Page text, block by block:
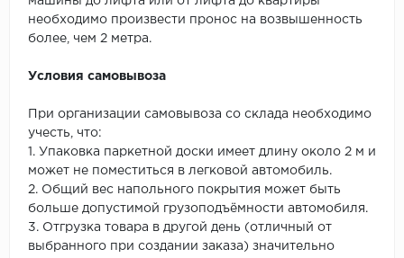
необходимо произвести пронос на возвышенность
более, чем 2 метра.
Условия самовывоза
При организации самовывоза со склада необходимо
учесть, что:
1. Упаковка паркетной доски имеет длину около 2 м и
может не поместиться в легковой автомобиль.
2. Общий вес напольного покрытия может быть
больше допустимой грузоподъёмности автомобиля.
3. Отгрузка товара в другой день (отличный от
выбранного при создании заказа) значительно